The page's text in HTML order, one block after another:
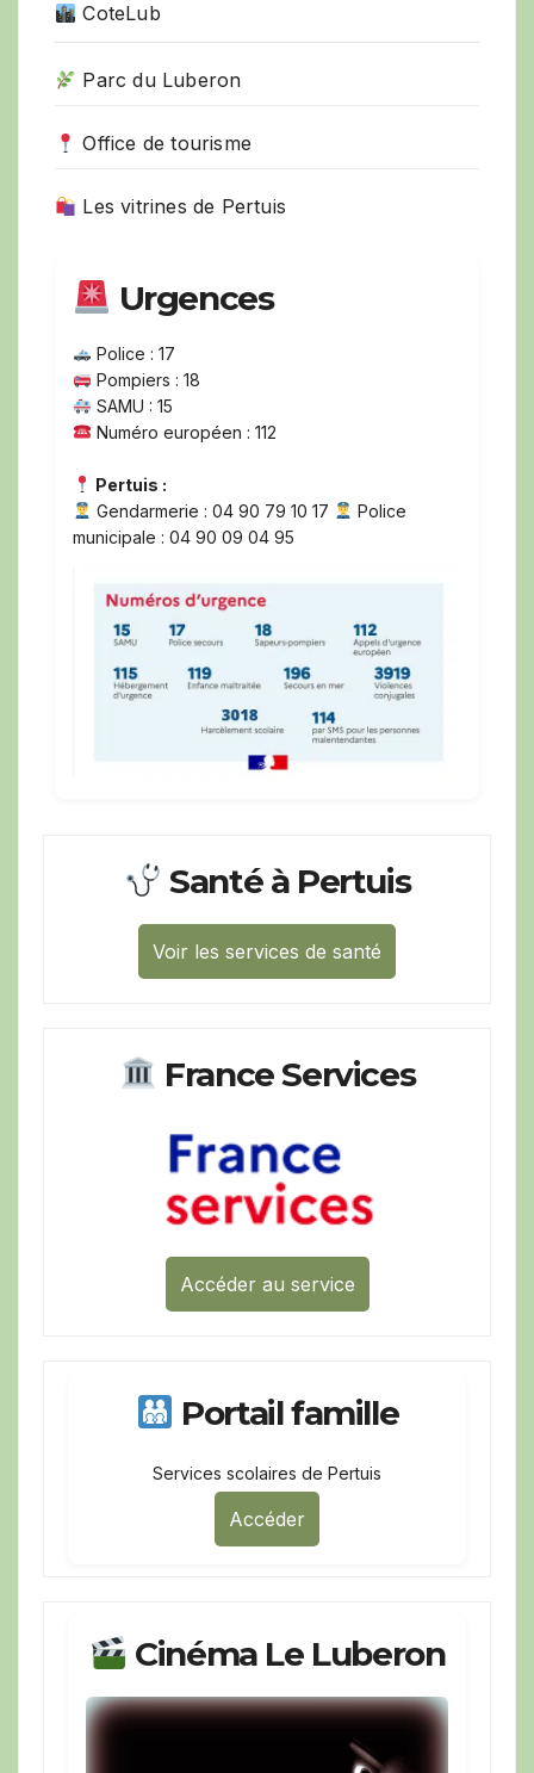
CoteLub
Parc du Luberon
Office de tourisme
Les vitrines de Pertuis
Urgences
Police : 17
Pompiers : 18
SAMU : 15
Numéro européen : 112
Pertuis :
Gendarmerie : 04 90 79 10 17
Police
municipale : 04 90 09 04 95
Santé à Pertuis
Voir les services de santé
France Services
Accéder au service
Portail famille
Services scolaires de Pertuis
Accéder
Cinéma Le Luberon